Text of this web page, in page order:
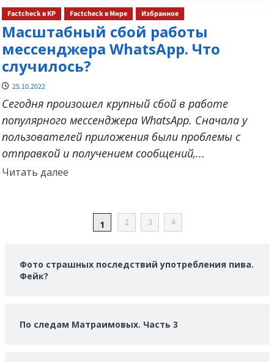
Factcheck в КР Factcheck в Мире Избранное
Масштабный сбой работы
мессенджера WhatsApp. Что
случилось?
25.10.2022
Сегодня произошел крупный сбой в работе
популярного мессенджера WhatsApp. Сначала у
пользователей приложения были проблемы с
отправкой и получением сообщений,...
Читать далееПрочитать
ПАГИНАЦИЯ
1 2 3 4
Фото страшных последствий употребления пива.
Фейк?
По следам Матраимовых. Часть 3